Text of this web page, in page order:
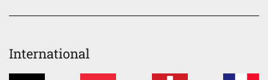
International